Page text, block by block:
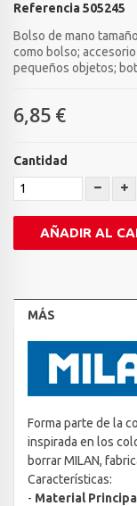
Referencia505245
Bolso de mano
como bolso;
pequeños objetos;
6,85 €
Cantidad
AÑADIR AL
MÁS
Forma parte de la
inspirada en los
borrar MILAN,
Características:
- Material